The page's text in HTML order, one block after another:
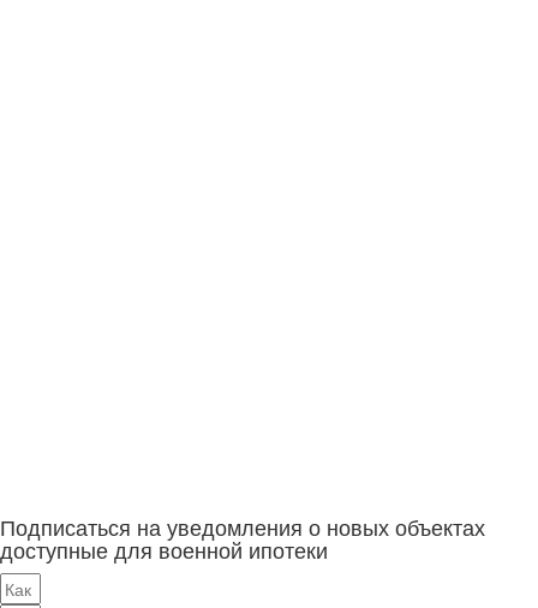
Подписаться на уведомления о новых объектах
доступные для военной ипотеки